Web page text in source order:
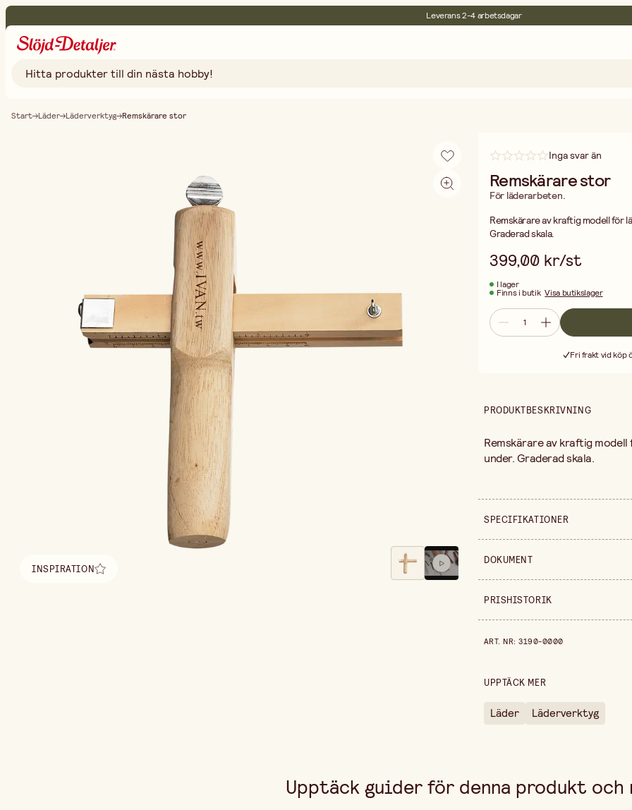
30 dagars öppet köp
Start Läder Läderverktyg Remskärare stor
INSPIRATION
Inga svar än
Remskärare stor
För läderarbeten.
Remskärare av kraftig modell för
Graderad skala.
399,00 kr/st
I lager
Finns i butik Visa butikslager
Fri frakt vid köp
PRODUKTBESKRIVNING
Remskärare av kraftig
under. Graderad skala.
SPECIFIKATIONER
Säljs i
DOKUMENT
Instruktioner
PRISHISTORIK
ART. NR:3190-0000
UPPTÄCK MER
Läder Läderverktyg
Upptäck guider för denna produkt och